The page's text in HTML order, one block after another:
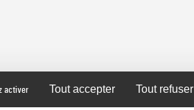
activer Tout accepter Tout refuser